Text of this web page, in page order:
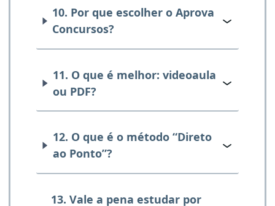
10. Por que escolher o Aprova
Concursos?
11. O que é melhor: videoaula
ou PDF?
12. O que é o método “Direto
ao Ponto”?
13. Vale a pena estudar por